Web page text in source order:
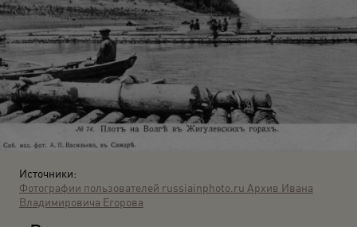
Источники:
Фотографии пользователей russiainphoto.ru Архив Ивана
Владимировича Егорова